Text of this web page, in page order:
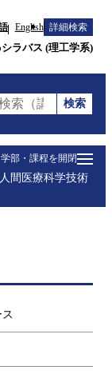
English 詳細検索
ラバス (理工学系)
索（講義名・科
検索
学部・課程を開閉
人間医療科学技術